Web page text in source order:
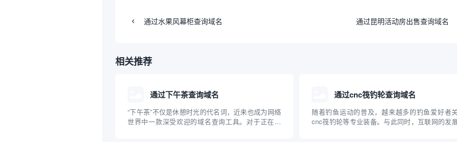
通过水果风幕柜查询域名 通过昆明活动房出售查询域名
相关推荐
通过下午茶查询域名
“下午茶”不仅是休憩时光的代名词，近来也成为网络
世界中一款深受欢迎的域名查询工具。对于正在建
通过cnc筏钓轮查询域名
随着钓鱼运动的普及，越来越多的钓鱼爱好者
cnc筏钓轮等专业装备。与此同时，互联网的发